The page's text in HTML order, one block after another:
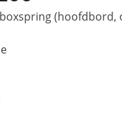
(hoofdbord,